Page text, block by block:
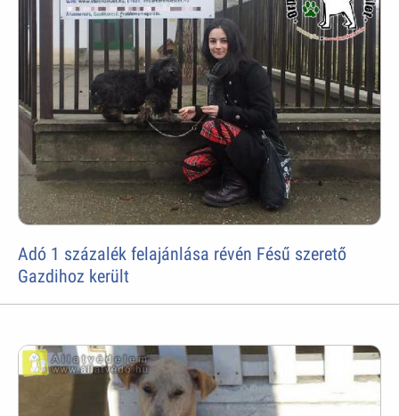
Adó 1 százalék felajánlása révén Fésű szerető
Gazdihoz került